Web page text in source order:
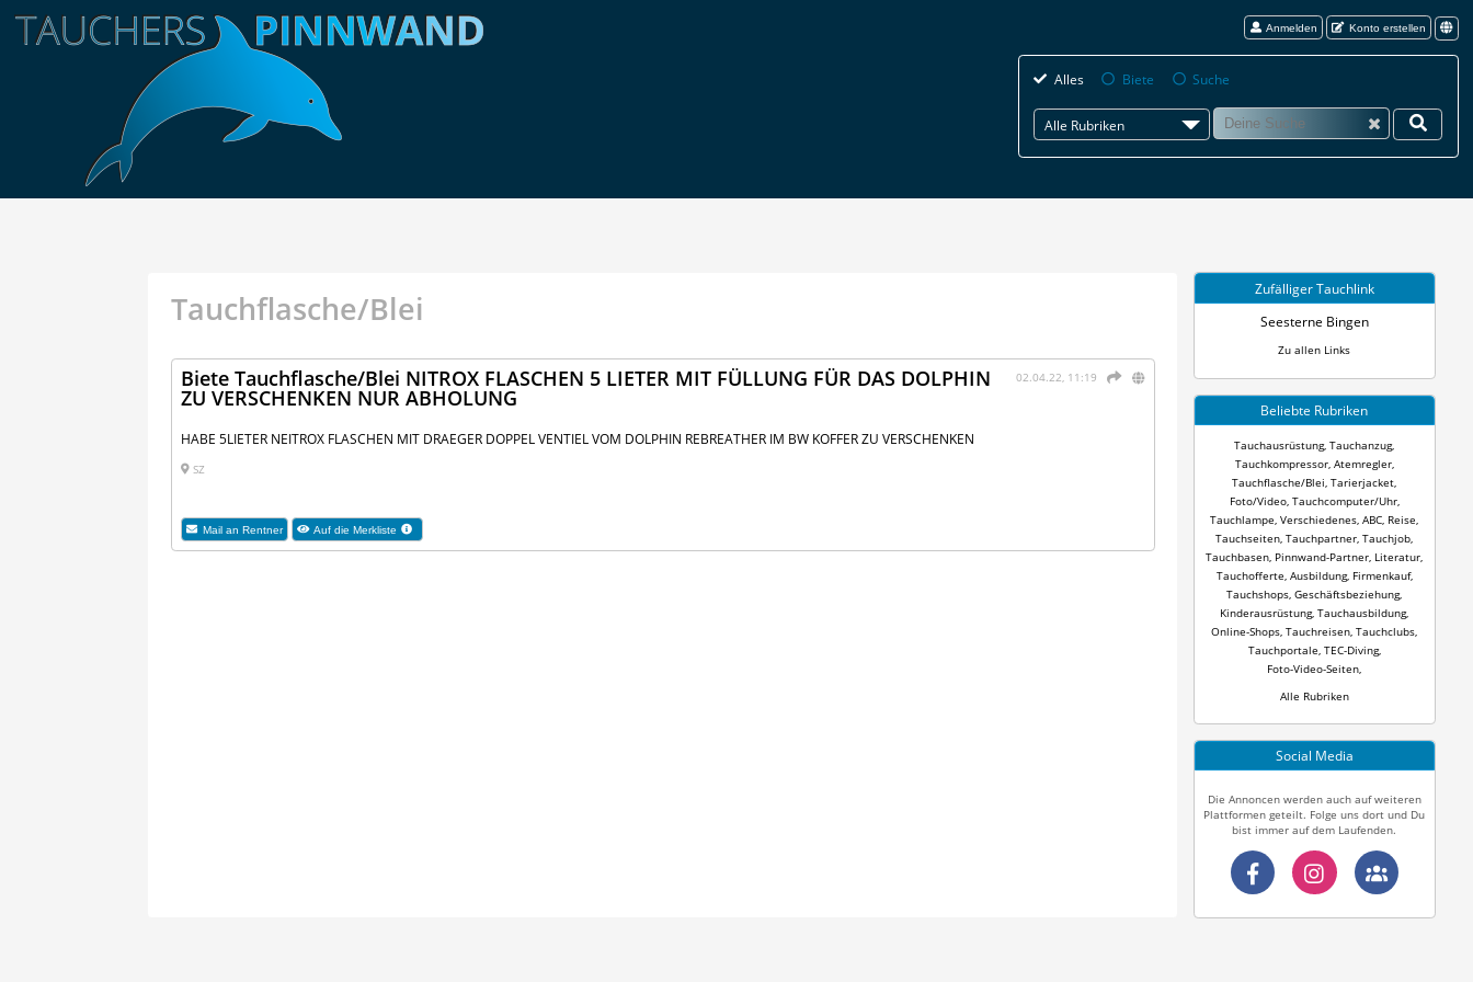
Anmelden Konto erstellen
Alles Biete Suche
Alle Rubriken
Tauchflasche/Blei
02.04.22, 11:19
Biete Tauchflasche/Blei NITROX FLASCHEN 5 LIETER MIT FÜLLUNG FÜR DAS DOLPHIN
ZU VERSCHENKEN NUR ABHOLUNG
HABE 5LIETER NEITROX FLASCHEN MIT DRAEGER DOPPEL VENTIEL VOM DOLPHIN REBREATHER IM BW KOFFER ZU VERSCHENKEN
SZ
Mail an Rentner Auf die Merkliste
Zufälliger Tauchlink
Seesterne Bingen
Zu allen Links
Beliebte Rubriken
Tauchausrüstung, Tauchanzug,
Tauchkompressor, Atemregler,
Tauchflasche/Blei Tarierjacket
Foto/Video, Tauchcomputer/Uhr,
Tauchlampe Verschiedenes ABC Reise
Tauchseiten Tauchpartner Tauchjob
Tauchbasen Pinnwand-Partner Literatur
Tauchofferte Ausbildung, Firmenkauf,
Tauchshops Geschäftsbeziehung,
Kinderausrüstung, Tauchausbildung,
Online-Shops Tauchreisen Tauchclubs
Tauchportale TEC-Diving,
Foto-Video-Seiten
Alle Rubriken
Social Media
Die Annoncen werden auch auf weiteren
Plattformen geteilt. Folge uns dort und Du
bist immer auf dem Laufenden.